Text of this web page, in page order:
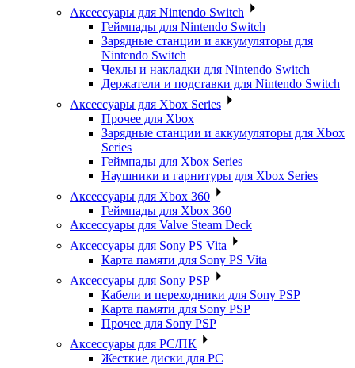
Аксессуары для Nintendo Switch
Геймпады для Nintendo Switch
Зарядные станции и аккумуляторы для
Nintendo Switch
Чехлы и накладки для Nintendo Switch
Держатели и подставки для Nintendo Switch
Аксессуары для Xbox Series
Прочее для Xbox
Зарядные станции и аккумуляторы для Xbox
Series
Геймпады для Xbox Series
Наушники и гарнитуры для Xbox Series
Аксессуары для Xbox 360
Геймпады для Xbox 360
Аксессуары для Valve Steam Deck
Аксессуары для Sony PS Vita
Карта памяти для Sony PS Vita
Аксессуары для Sony PSP
Кабели и переходники для Sony PSP
Карта памяти для Sony PSP
Прочее для Sony PSP
Аксессуары для PC/ПК
Жесткие диски для PC